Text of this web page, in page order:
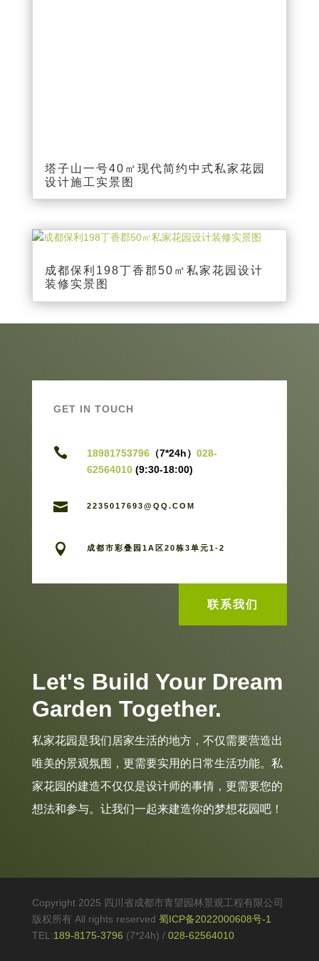
塔子山一号40㎡现代简约中式私家花园
设计施工实景图
成都保利198丁香郡50㎡私家花园设计
装修实景图
GET IN TOUCH
 18981753796（7*24h） 028-
62564010 (9:30-18:00)
 2235017693@QQ.COM
 成都市彩叠园1A区20栋3单元1-2
联系我们
Let's Build Your Dream
Garden Together.
私家花园是我们居家生活的地方，不仅需要营造出
唯美的景观氛围，更需要实用的日常生活功能。私
家花园的建造不仅仅是设计师的事情，更需要您的
想法和参与。让我们一起来建造你的梦想花园吧！
Copyright 2025 四川省成都市青望园林景观工程有限公司
版权所有 All rights reserved 蜀ICP备2022000608号-1
TEL:189-8175-3796 (7*24h) / 028-62564010